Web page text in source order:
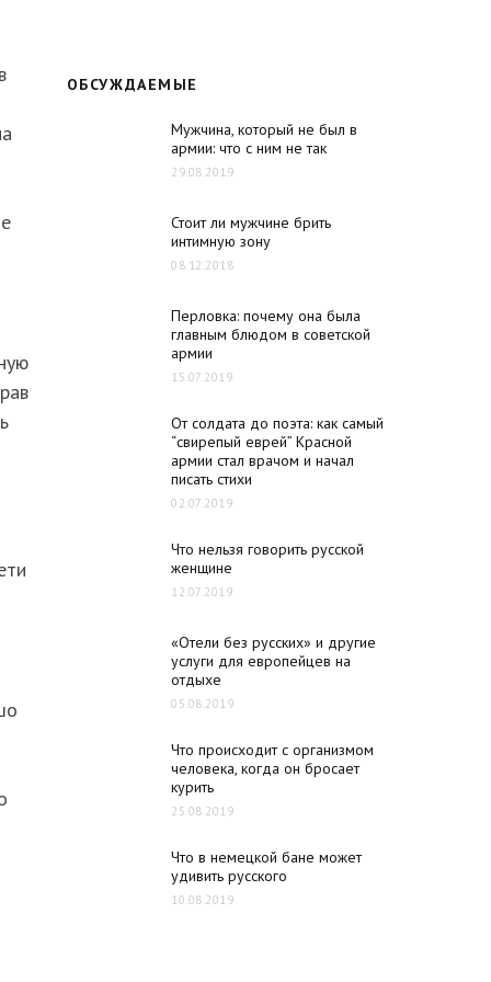
ОБСУЖДАЕМЫЕ
Мужчина, который не был в
армии: что с ним не так
29.08.2019
Стоит ли мужчине брить
интимную зону
08.12.2018
Перловка: почему она была
главным блюдом в советской
армии
15.07.2019
От солдата до поэта: как самый
“свирепый еврей” Красной
армии стал врачом и начал
писать стихи
02.07.2019
Что нельзя говорить русской
женщине
12.07.2019
«Отели без русских» и другие
услуги для европейцев на
отдыхе
05.08.2019
Что происходит с организмом
человека, когда он бросает
курить
25.08.2019
Что в немецкой бане может
удивить русского
10.08.2019